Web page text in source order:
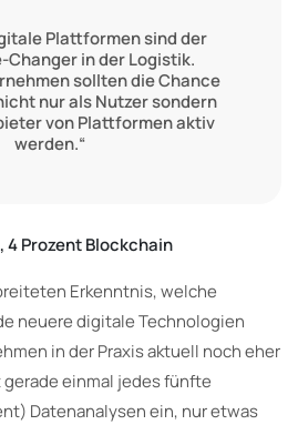
Plattformen sind der
Changer in der Logistik.
sollten die Chance
nur als Nutzer sondern
von Plattformen aktiv
werden.“
4 Prozent Blockchain
Erkenntnis, welche
neuere digitale Technologien
in der Praxis aktuell noch eher
einmal jedes fünfte
Datenanalysen ein, nur etwas